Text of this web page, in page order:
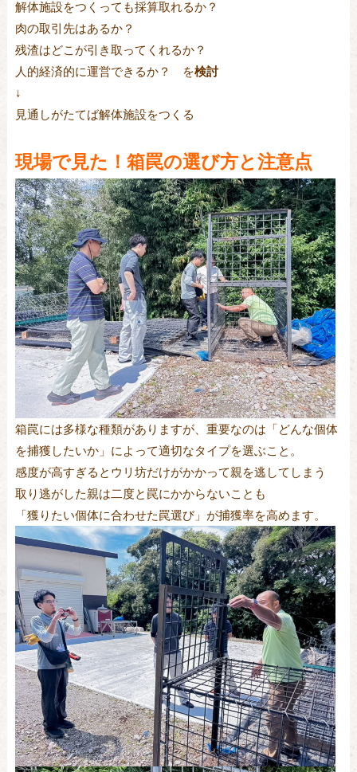
解体施設をつくっても採算取れるか？
肉の取引先はあるか？
残渣はどこが引き取ってくれるか？
人的経済的に運営できるか？ を検討
↓
見通しがたてば解体施設をつくる
現場で見た！箱罠の選び方と注意点
箱罠には多様な種類がありますが、重要なのは「どんな個体
を捕獲したいか」によって適切なタイプを選ぶこと。
感度が高すぎるとウリ坊だけがかかって親を逃してしまう
取り逃がした親は二度と罠にかからないことも
「獲りたい個体に合わせた罠選び」が捕獲率を高めます。